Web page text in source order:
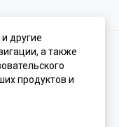
InSales
другие
а также
продуктов и